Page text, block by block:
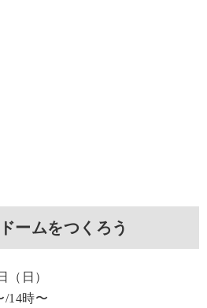
ームをつくろう
（日）
/14時〜